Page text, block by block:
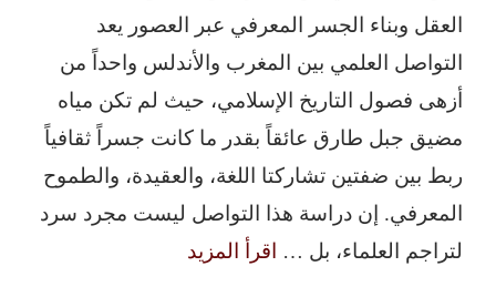
العقل وبناء الجسر المعرفي عبر العصور يعد
التواصل العلمي بين المغرب والأندلس واحداً من
أزهى فصول التاريخ الإسلامي، حيث لم تكن مياه
مضيق جبل طارق عائقاً بقدر ما كانت جسراً ثقافياً
ربط بين ضفتين تشاركتا اللغة، والعقيدة، والطموح
المعرفي. إن دراسة هذا التواصل ليست مجرد سرد
لتراجم العلماء، بل … اقرأ المزيد